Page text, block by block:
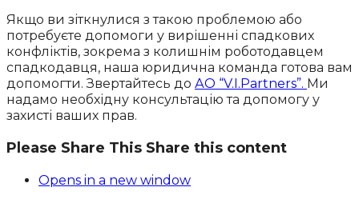
Якщо ви зіткнулися з такою проблемою або
потребуєте допомоги у вирішенні спадкових
конфліктів, зокрема з колишнім роботодавцем
спадкодавця, наша юридична команда готова вам
допомогти. Звертайтесь до АО “V.I.Partners”. Ми
надамо необхідну консультацію та допомогу у
захисті ваших прав.
Please Share This Share this content
Opens in a new window